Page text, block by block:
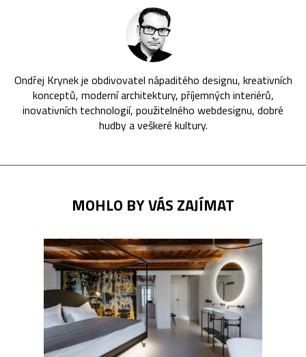
Ondřej Krynek je obdivovatel nápaditého designu, kreativních
konceptů, moderní architektury, příjemných interiérů,
inovativních technologií, použitelného webdesignu, dobré
hudby a veškeré kultury.
MOHLO BY VÁS ZAJÍMAT